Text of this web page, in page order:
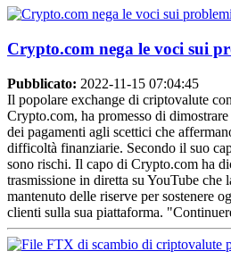
Crypto.com nega le voci sui
Pubblicato: 2022-11-15 07:04:45
Il popolare exchange di criptovalute
Crypto.com, ha promesso di
dei pagamenti agli scettici che
difficoltà finanziarie. Secondo il suo
sono rischi. Il capo di Crypto.com ha
trasmissione in diretta su YouTube che
mantenuto delle riserve per sostenere
clienti sulla sua piattaforma.